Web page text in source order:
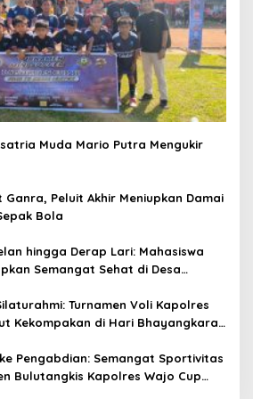
Muda Mario Putra Mengukir
Ganra, Peluit Akhir Meniupkan Damai
Bola
hingga Derap Lari: Mahasiswa
Semangat Sehat di Desa
Turnamen Voli Kapolres
Kekompakan di Hari Bhayangkara
Pengabdian: Semangat Sportivitas
Bulutangkis Kapolres Wajo Cup